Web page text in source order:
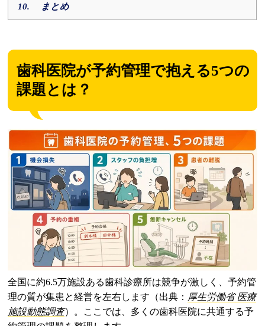
10.
まとめ
歯科医院が予約管理で抱える5つの
課題とは？
全国に約6.5万施設ある歯科診療所は競争が激しく、予約管
理の質が集患と経営を左右します（出典： 厚生労働省 医療
施設動態調査）。ここでは、多くの歯科医院に共通する予